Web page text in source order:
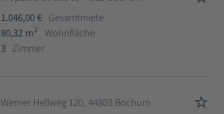
1.046,00 € Gesamtmiete
80,32 m2
Wohnfläche
3 Zimmer
Werner Hellweg 120, 44803 Bochum